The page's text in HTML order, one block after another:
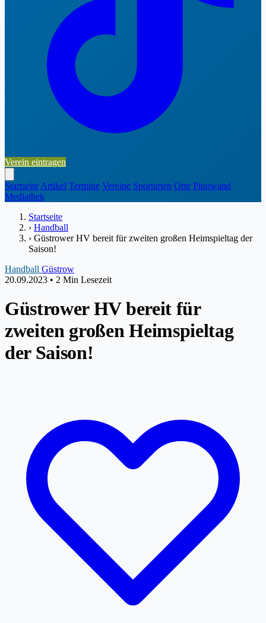
Verein eintragen
Startseite Artikel Termine Vereine Sportarten Orte Pinnwand
Mediathek
Startseite
› Handball
› Güstrower HV bereit für zweiten großen Heimspieltag der
Saison!
Handball Güstrow
20.09.2023 • 2 Min Lesezeit
Güstrower HV bereit für
zweiten großen Heimspieltag
der Saison!